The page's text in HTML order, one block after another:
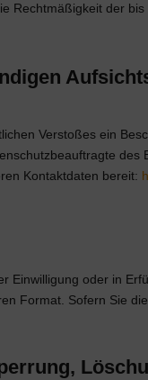
Rechtmäßigkeit der
Verstoßes ein
Kontaktdaten bereit:
Einwilligung oder in
Format. Sofern Sie